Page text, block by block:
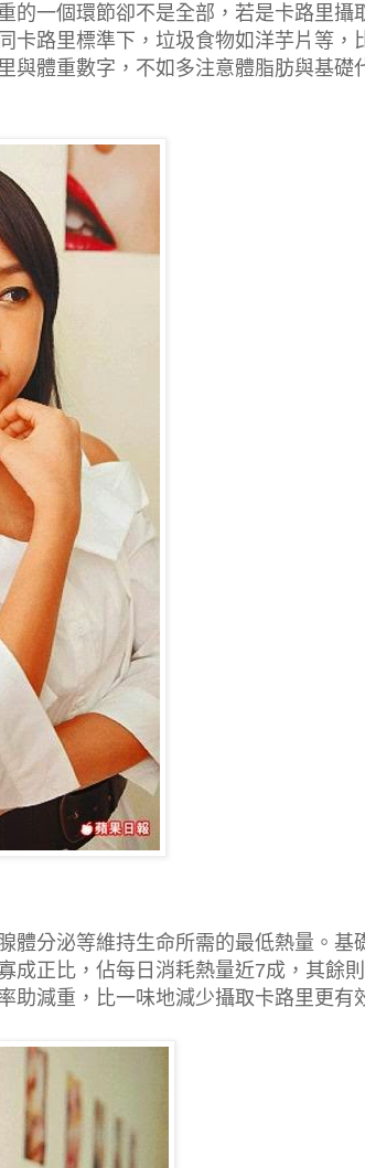
的一個環節卻不是全部，若是卡路里攝
卡路里標準下，垃圾食物如洋芋片等，
與體重數字，不如多注意體脂肪與基礎
體分泌等維持生命所需的最低熱量。基
成正比，佔每日消耗熱量近7成，其餘
減重，比一味地減少攝取卡路里更有